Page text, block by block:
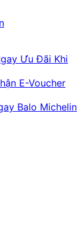
Ưu Đãi Khi
E-Voucher
Balo Michelin